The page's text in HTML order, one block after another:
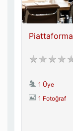
1 Üye
1 Fotoğraf